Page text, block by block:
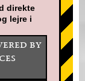
direkte
lejre i
by